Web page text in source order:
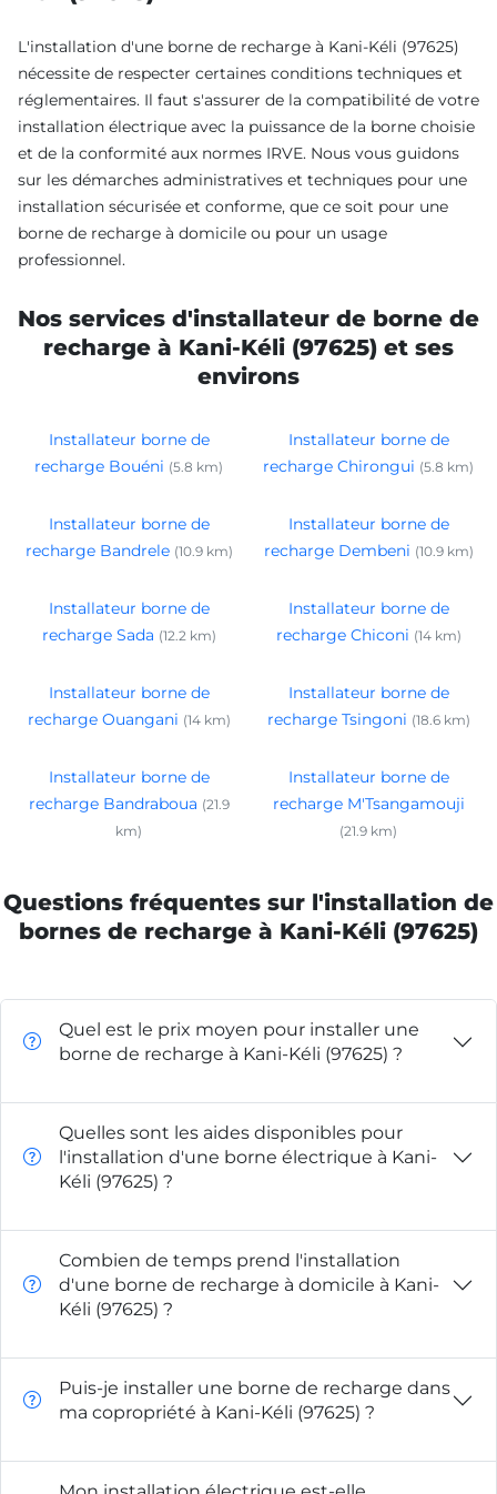
L'installation d'une borne de recharge à Kani-Kéli (97625)
nécessite de respecter certaines conditions techniques et
réglementaires. Il faut s'assurer de la compatibilité de votre
installation électrique avec la puissance de la borne choisie
et de la conformité aux normes IRVE. Nous vous guidons
sur les démarches administratives et techniques pour une
installation sécurisée et conforme, que ce soit pour une
borne de recharge à domicile ou pour un usage
professionnel.
Nos services d'installateur de borne de
recharge à Kani-Kéli (97625) et ses
environs
Installateur borne de
recharge Bouéni (5.8 km)
Installateur borne de
recharge Chirongui (5.8 km)
Installateur borne de
recharge Bandrele (10.9 km)
Installateur borne de
recharge Dembeni (10.9 km)
Installateur borne de
recharge Sada (12.2 km)
Installateur borne de
recharge Chiconi (14 km)
Installateur borne de
recharge Ouangani (14 km)
Installateur borne de
recharge Tsingoni (18.6 km)
Installateur borne de
recharge Bandraboua (21.9
km)
Installateur borne de
recharge M'Tsangamouji
(21.9 km)
Questions fréquentes sur l'installation de
bornes de recharge à Kani-Kéli (97625)
Quel est le prix moyen pour installer une
borne de recharge à Kani-Kéli (97625) ?
Quelles sont les aides disponibles pour
l'installation d'une borne électrique à Kani-
Kéli (97625) ?
Combien de temps prend l'installation
d'une borne de recharge à domicile à Kani-
Kéli (97625) ?
Puis-je installer une borne de recharge dans
ma copropriété à Kani-Kéli (97625) ?